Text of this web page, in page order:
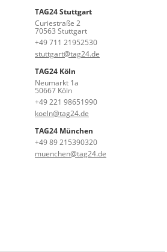
TAG24 Stuttgart
Curiestraße 2
70563 Stuttgart
+49 711 21952530
stuttgart@tag24.de
TAG24 Köln
Neumarkt 1a
50667 Köln
+49 221 98651990
koeln@tag24.de
TAG24 München
+49 89 215390320
muenchen@tag24.de